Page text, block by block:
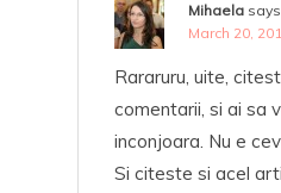
Mihaela
March 20,
Rararuru, uite,
comentarii, si ai sa
inconjoara. Nu e
Si citeste si acel